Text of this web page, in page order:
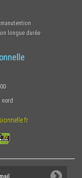
longue durée
nord